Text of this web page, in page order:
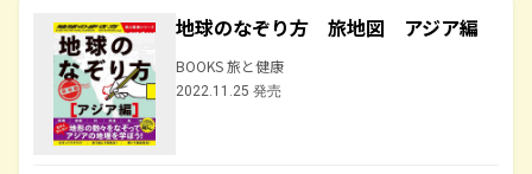
地球のなぞり方 旅地図 アジア編
BOOKS 旅と健康
2022.11.25 発売